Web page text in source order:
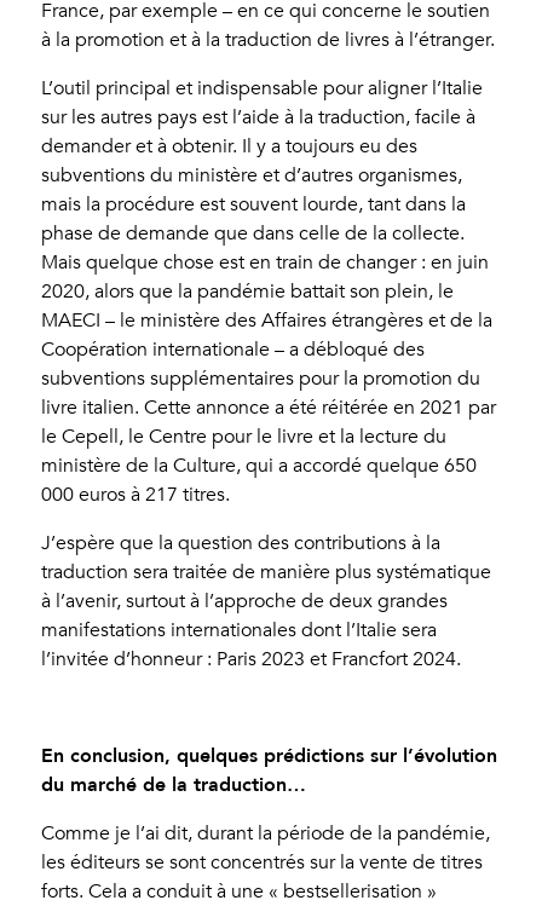
France, par exemple – en ce qui concerne le soutien
à la promotion et à la traduction de livres à l’étranger.
L’outil principal et indispensable pour aligner l’Italie
sur les autres pays est l’aide à la traduction, facile à
demander et à obtenir. Il y a toujours eu des
subventions du ministère et d’autres organismes,
mais la procédure est souvent lourde, tant dans la
phase de demande que dans celle de la collecte.
Mais quelque chose est en train de changer : en juin
2020, alors que la pandémie battait son plein, le
MAECI – le ministère des Affaires étrangères et de la
Coopération internationale – a débloqué des
subventions supplémentaires pour la promotion du
livre italien. Cette annonce a été réitérée en 2021 par
le Cepell, le Centre pour le livre et la lecture du
ministère de la Culture, qui a accordé quelque 650
000 euros à 217 titres.
J’espère que la question des contributions à la
traduction sera traitée de manière plus systématique
à l’avenir, surtout à l’approche de deux grandes
manifestations internationales dont l’Italie sera
l’invitée d’honneur : Paris 2023 et Francfort 2024.
En conclusion, quelques prédictions sur l’évolution
du marché de la traduction…
Comme je l’ai dit, durant la période de la pandémie,
les éditeurs se sont concentrés sur la vente de titres
forts. Cela a conduit à une « bestsellerisation »